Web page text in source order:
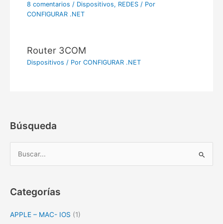
8 comentarios / Dispositivos, REDES / Por
CONFIGURAR .NET
Router 3COM
Dispositivos / PorCONFIGURAR .NET
Búsqueda
c
r
Categorías
APPLE – MAC- IOS (1)